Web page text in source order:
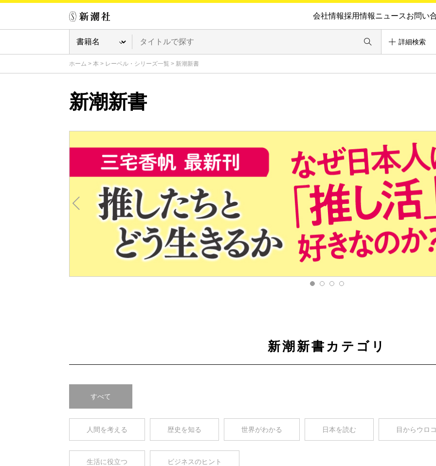
会社情報採用情報ニュースお問い
詳細検索
ホーム > 本 > レーベル・シリーズ一覧 > 新潮新書
新潮新書
新潮新書カテゴリ
すべて
人間を考える 歴史を知る 世界がわかる 日本を読む 目からウロコ
生活に役立つ ビジネスのヒント